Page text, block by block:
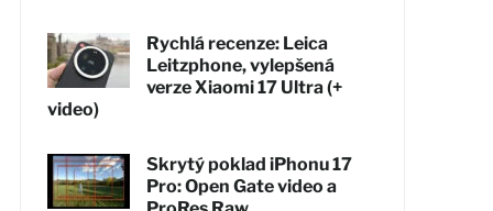
Rychlá recenze: Leica
Leitzphone, vylepšená
verze Xiaomi 17 Ultra (+
video)
Skrytý poklad iPhonu 17
Pro: Open Gate video a